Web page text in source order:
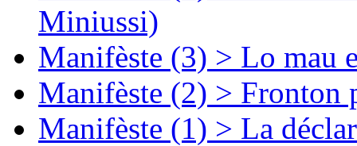
Miniussi)
Manifèste (3) > Lo mau
Manifèste (2) > Fronton
Manifèste (1) > La